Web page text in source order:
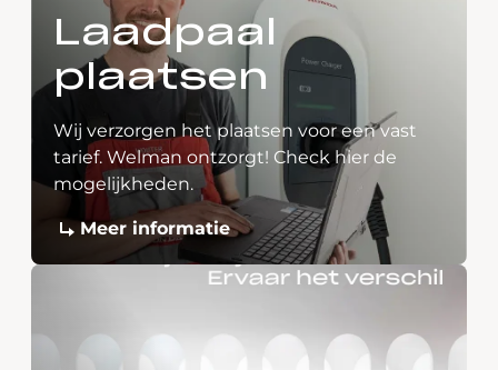
Laadpaal
plaatsen
Wij verzorgen het plaatsen voor een vast
tarief. Welman ontzorgt! Check hier de
mogelijkheden.
Meer informatie